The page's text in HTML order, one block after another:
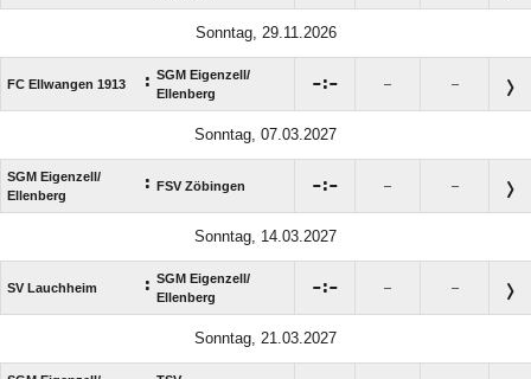
Sonntag, 29.11.2026
FC Ellwangen 1913 : SGM Eigenzell/​
Ellenberg
: – –
Sonntag, 07.03.2027
SGM Eigenzell/​
Ellenberg
: FSV Zöbingen : – –
Sonntag, 14.03.2027
SV Lauchheim : SGM Eigenzell/​
Ellenberg
: – –
Sonntag, 21.03.2027